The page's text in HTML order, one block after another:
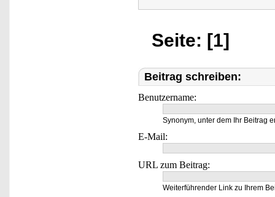
Seite: [1]
Beitrag schreiben:
Benutzername:
Synonym, unter dem Ihr Beitrag
E-Mail:
URL zum Beitrag:
Weiterführender Link zu Ihrem